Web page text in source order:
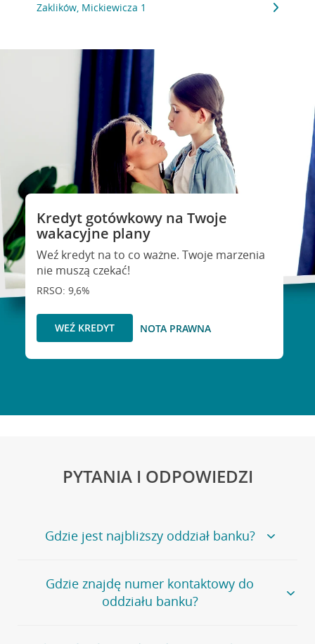
Zaklików, Mickiewicza 1
Kredyt gotówkowy na Twoje
wakacyjne plany
Weź kredyt na to co ważne. Twoje marzenia
nie muszą czekać!
RRSO: 9,6%
WEŹ KREDYT NOTA PRAWNA
PYTANIA I ODPOWIEDZI
Gdzie jest najbliższy oddział banku?
Jeśli szukasz oddziału naszego banku, zapraszamy na
stronęPlacówki i bankomaty, na której znajduje się
wygodna wyszukiwarka.
Gdzie znajdę numer kontaktowy do
oddziału banku?